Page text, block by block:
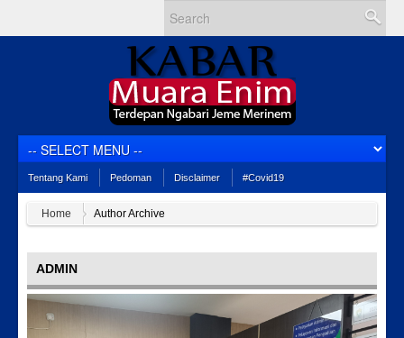
Tentang Kami Pedoman Disclaimer #Covid19
Home Author Archive
ADMIN